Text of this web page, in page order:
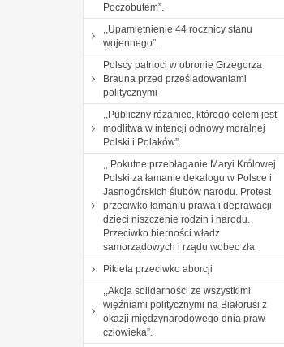
Poczobutem”.
,,Upamiętnienie 44 rocznicy stanu
wojennego".
Polscy patrioci w obronie Grzegorza
Brauna przed prześladowaniami
politycznymi
,,Publiczny różaniec, którego celem jest
modlitwa w intencji odnowy moralnej
Polski i Polaków”.
,, Pokutne przebłaganie Maryi Królowej
Polski za łamanie dekalogu w Polsce i
Jasnogórskich ślubów narodu. Protest
przeciwko łamaniu prawa i deprawacji
dzieci niszczenie rodzin i narodu.
Przeciwko bierności władz
samorządowych i rządu wobec zła
Pikieta przeciwko aborcji
,,Akcja solidarności ze wszystkimi
więźniami politycznymi na Białorusi z
okazji międzynarodowego dnia praw
człowieka”.